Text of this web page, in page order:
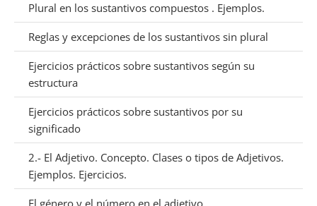
Plural en los sustantivos compuestos . Ejemplos.
Reglas y excepciones de los sustantivos sin plural
Ejercicios prácticos sobre sustantivos según su
estructura
Ejercicios prácticos sobre sustantivos por su
significado
2.- El Adjetivo. Concepto. Clases o tipos de Adjetivos.
Ejemplos. Ejercicios.
El género y el número en el adjetivo